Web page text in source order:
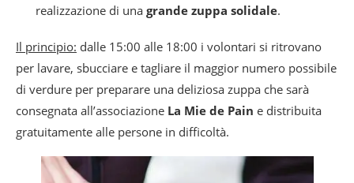
realizzazione di una grande zuppa solidale.
Il principio: dalle 15:00 alle 18:00 i volontari si ritrovano
per lavare, sbucciare e tagliare il maggior numero possibile
di verdure per preparare una deliziosa zuppa che sarà
consegnata all’associazione La Mie de Pain e distribuita
gratuitamente alle persone in difficoltà.